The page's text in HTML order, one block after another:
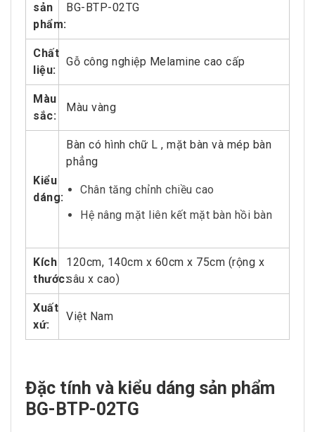
sản
phẩm:
BG-BTP-02TG
Chất
liệu:
Gỗ công nghiệp Melamine cao cấp
Màu
sắc:
Màu vàng
Kiểu
dáng:
Bàn có hình chữ L , mặt bàn và mép bàn
phẳng
Chân tăng chỉnh chiều cao
Hệ nâng mặt liên kết mặt bàn hồi bàn
Kích
thước:
120cm, 140cm x 60cm x 75cm (rộng x
sâu x cao)
Xuất
xứ:
Việt Nam
Đặc tính và kiểu dáng sản phẩm
BG-BTP-02TG